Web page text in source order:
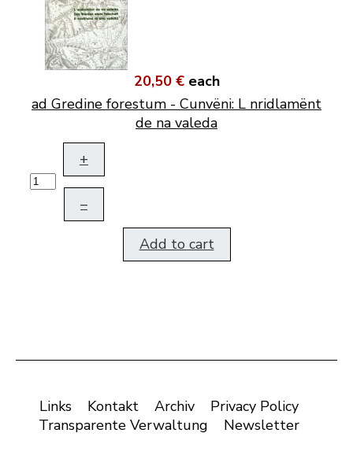
20,50 € each
ad Gredine forestum - Cunvëni: L nridlamënt
de na valeda
+
–
Add to cart
Links Kontakt Archiv
Privacy Policy
Transparente Verwaltung
Newsletter